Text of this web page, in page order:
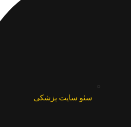
سئو سایت پزشکی